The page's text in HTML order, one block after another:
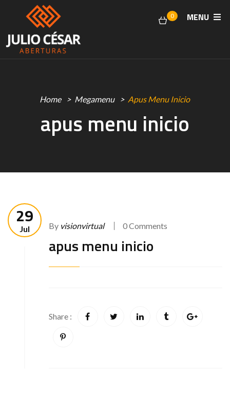
MENU
0
Home Megamenu Apus Menu Inicio
apus menu inicio
29
Jul By visionvirtual 0 Comments
apus menu inicio
Share :